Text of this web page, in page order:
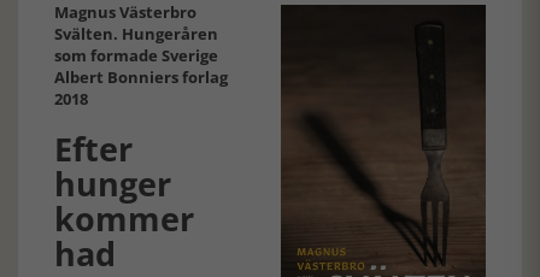
Magnus Västerbro
Svälten. Hungeråren
som formade Sverige
Albert Bonniers forlag
2018
Efter
hunger
kommer
had